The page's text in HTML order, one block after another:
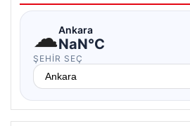
☁Ankara
NaN°C
ŞEHIR SEÇ